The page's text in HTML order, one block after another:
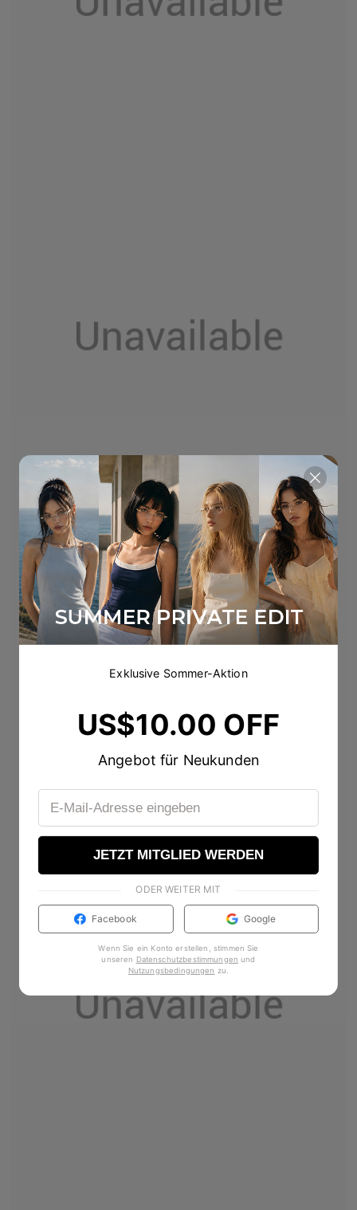
Exklusive Sommer-Aktion
US$10.00 OFF
Angebot für Neukunden
JETZT MITGLIED WERDEN
ODER WEITER MIT
Facebook Google
Wenn Sie ein Konto erstellen, stimmen Sie
unseren Datenschutzbestimmungen und
Nutzungsbedingungen zu